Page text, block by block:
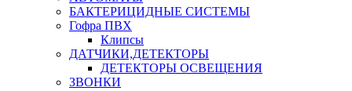
БАКТЕРИЦИДНЫЕ СИСТЕМЫ
Гофра ПВХ
Клипсы
ДАТЧИКИ,ДЕТЕКТОРЫ
ДЕТЕКТОРЫ ОСВЕЩЕНИЯ
ЗВОНКИ